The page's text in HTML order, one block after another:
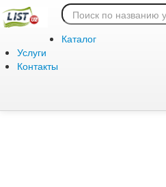
Каталог
Услуги
Контакты
Ошибка